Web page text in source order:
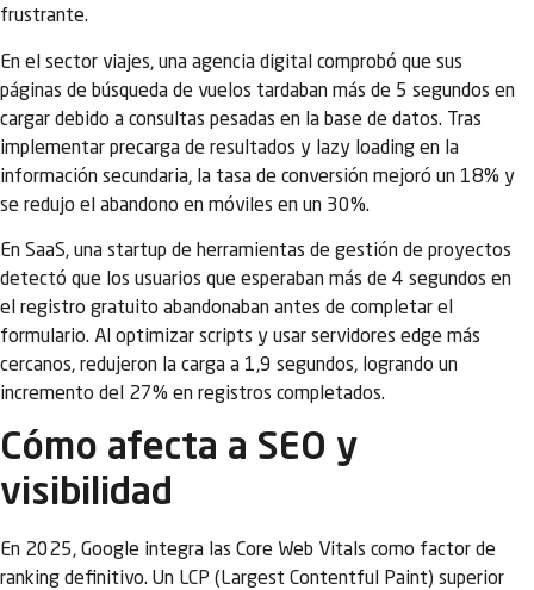
frustrante.
En el sector viajes, una agencia digital comprobó que sus
páginas de búsqueda de vuelos tardaban más de 5 segundos en
cargar debido a consultas pesadas en la base de datos. Tras
implementar precarga de resultados y lazy loading en la
información secundaria, la tasa de conversión mejoró un 18% y
se redujo el abandono en móviles en un 30%.
En SaaS, una startup de herramientas de gestión de proyectos
detectó que los usuarios que esperaban más de 4 segundos en
el registro gratuito abandonaban antes de completar el
formulario. Al optimizar scripts y usar servidores edge más
cercanos, redujeron la carga a 1,9 segundos, logrando un
incremento del 27% en registros completados.
Cómo afecta a SEO y
visibilidad
En 2025, Google integra las Core Web Vitals como factor de
ranking definitivo. Un LCP (Largest Contentful Paint) superior